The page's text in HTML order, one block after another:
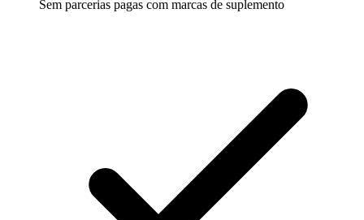
Sem parcerias pagas com marcas de suplemento